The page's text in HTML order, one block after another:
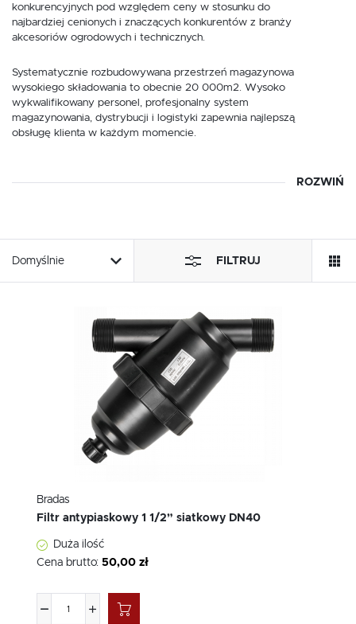
konkurencyjnych pod względem ceny w stosunku do
najbardziej cenionych i znaczących konkurentów z branży
akcesoriów ogrodowych i technicznych.
Systematycznie rozbudowywana przestrzeń magazynowa
wysokiego składowania to obecnie 20 000m2. Wysoko
wykwalifikowany personel, profesjonalny system
magazynowania, dystrybucji i logistyki zapewnia najlepszą
obsługę klienta w każdym momencie.
Szeroka oferta producenta
produktów, jaką proponuje
producent Bradasw naszej
profesjonalistów z branży rolniczej i przemysłowej. W
Bradasw Auguściak można znaleźć
najróżniejsze rodzaje armatury ogrodniczej, techniczne
złącza, a także narzędzia o najwyższej jakości wykonania.
Każdy z produktów dostępnych wkatalogu Bradas
się trwałością oraz nowoczesnymi technologiami, dzięki
czemu spełnia oczekiwania najbardziej wymagających
producenta Bradas
uznanie klientów w całej Europie.
jednym z najbardziej kompleksowych na rynku. Zapraszamy
do odkrycia tej różnorodności oraz do korzystania z
produktów, które gwarantują trwałość i jakość wykonania,
nieustannie dążąc do rozwoju i innowacji.
Innowacyjność i jakość
ROZWIŃ
Domyślnie FILTRUJ
Bradas
Filtr antypiaskowy 1 1/2” siatkowy DN40
Duża ilość
Cena brutto: 50,00 zł